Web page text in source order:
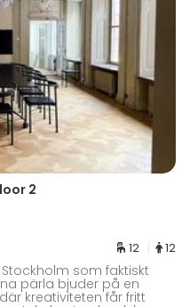
2
12 12
som faktiskt
pärla bjuder på en
kreativiteten får fritt